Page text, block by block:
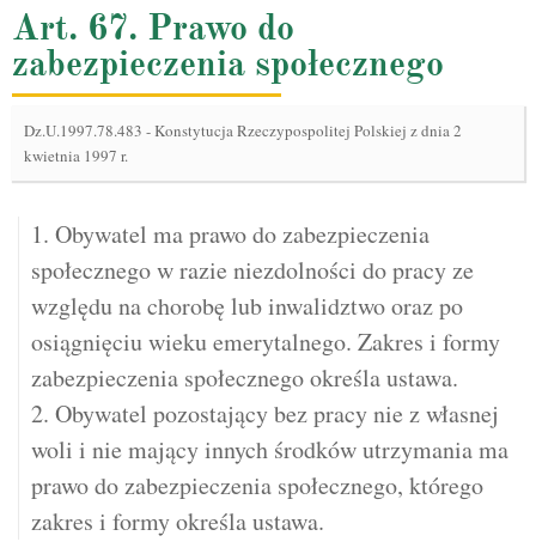
Art. 67. Prawo do
zabezpieczenia społecznego
Dz.U.1997.78.483 -Konstytucja Rzeczypospolitej Polskiej z dnia 2
kwietnia 1997 r.
1. Obywatel ma prawo do zabezpieczenia
społecznego w razie niezdolności do pracy ze
względu na chorobę lub inwalidztwo oraz po
osiągnięciu wieku emerytalnego. Zakres i formy
zabezpieczenia społecznego określa ustawa.
2. Obywatel pozostający bez pracy nie z własnej
woli i nie mający innych środków utrzymania ma
prawo do zabezpieczenia społecznego, którego
zakres i formy określa ustawa.